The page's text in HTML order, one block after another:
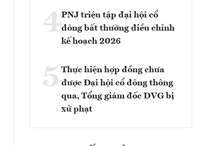
4PNJ triệu tập đại hội cổ
đông bất thường điều chỉnh
kế hoạch 2026
5 Thực hiện hợp đồng chưa
được Đại hội cổ đông thông
qua, Tổng giám đốc DVG bị
xử phạt